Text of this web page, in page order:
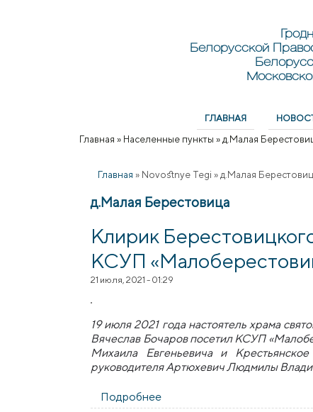
Белорусской
ГЛАВНАЯ
Главная » Населенные пункты » д.Малая
Главная » Novostnye Tegi » д.Малая
д.Малая Берестовица
Клирик
КСУП
21 июля, 2021 - 01:29
19 июля 2021 года настоятель храма
Вячеслав Бочаров посетил КСУП
Михаила
Евгеньевича и
руководителя Артюхевич Людмилы
Подробнее